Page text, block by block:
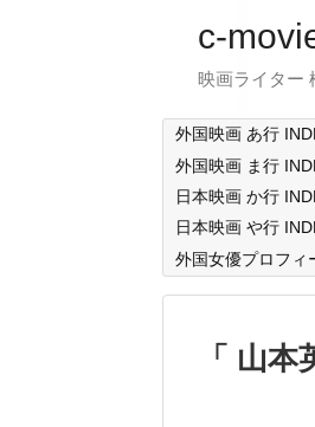
c-
映画ライター
外国映画 あ行
外国映画 ま行
日本映画 か行
日本映画 や行
外国女優プロフィ
山本